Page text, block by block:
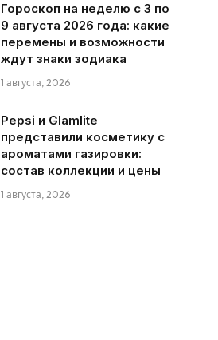
Гороскоп на неделю с 3 по
9 августа 2026 года: какие
перемены и возможности
ждут знаки зодиака
1 августа, 2026
Pepsi и Glamlite
представили косметику с
ароматами газировки:
состав коллекции и цены
1 августа, 2026